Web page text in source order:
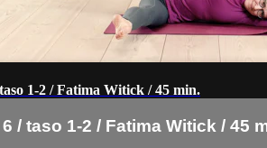
1-2 / Fatima Witick / 45 min.
/ taso 1-2 / Fatima Witick / 45